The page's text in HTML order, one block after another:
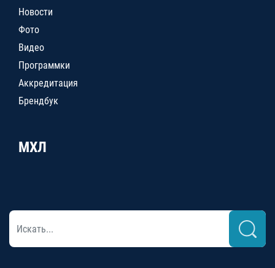
Новости
Фото
Видео
Программки
Аккредитация
Брендбук
МХЛ